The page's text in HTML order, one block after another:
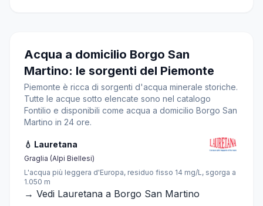
Acqua a domicilio Borgo San
Martino: le sorgenti del Piemonte
Piemonte è ricca di sorgenti d'acqua minerale storiche.
Tutte le acque sotto elencate sono nel catalogo
Fontilio e disponibili come acqua a domicilio Borgo San
Martino in 24 ore.
💧 Lauretana
Graglia (Alpi Biellesi)
L'acqua più leggera d'Europa, residuo fisso 14 mg/L, sgorga a
1.050 m
→ Vedi Lauretana a Borgo San Martino